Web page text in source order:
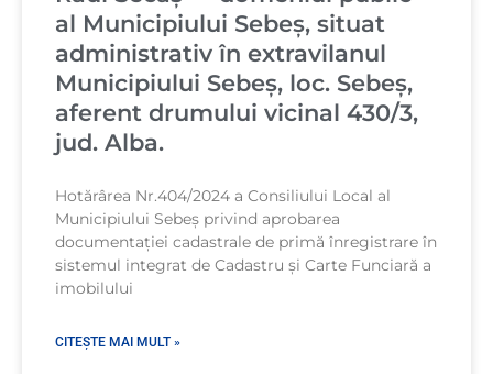
al Municipiului Sebeș, situat
administrativ în extravilanul
Municipiului Sebeș, loc. Sebeș,
aferent drumului vicinal 430/3,
jud. Alba.
Hotărârea Nr.404/2024 a Consiliului Local al
Municipiului Sebeș privind aprobarea
documentației cadastrale de primă înregistrare în
sistemul integrat de Cadastru și Carte Funciară a
imobilului
CITEȘTE MAI MULT »